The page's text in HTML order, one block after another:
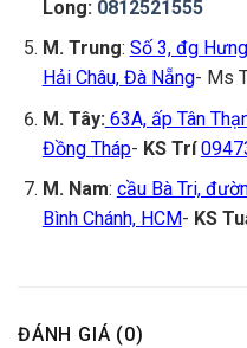
Long: 0812521555
M. Trung: Số 3, đg
Hải Châu, Đà Nẵng- Ms
M. Tây: 63A, ấp Tân
Đồng Tháp- KS Trí
M. Nam: cầu Bà Tri,
Bình Chánh, HCM- KS
ĐÁNH GIÁ (0)